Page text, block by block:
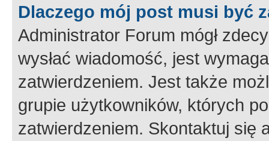
Dlaczego mój post musi być
Administrator Forum mógł
wysłać wiadomość, jest
zatwierdzeniem. Jest także
grupie użytkowników, których
zatwierdzeniem. Skontaktuj się